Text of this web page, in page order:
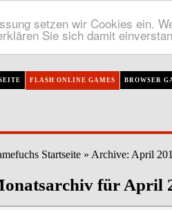
setzen wir Cookies ein.
Sie sich damit
FLASH ONLINE GAMES BROWSER
Startseite » Archive: April
für April